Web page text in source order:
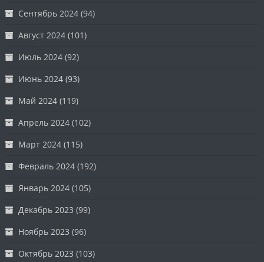
Сентябрь 2024 (94)
Август 2024 (101)
Июль 2024 (92)
Июнь 2024 (93)
Май 2024 (119)
Апрель 2024 (102)
Март 2024 (115)
Февраль 2024 (192)
Январь 2024 (105)
Декабрь 2023 (99)
Ноябрь 2023 (96)
Октябрь 2023 (103)